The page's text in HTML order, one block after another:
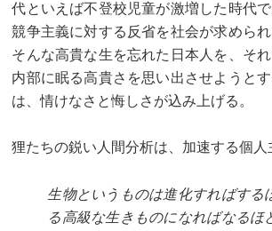
代といえば不登校児童が激増した時代
競争主義に対する反省を社会が求められ
そんな高貴な生を忘れた日本人を、そ
内部に眠る高貴さを思い出させようと
は、情けなさと悔しさが込み上げる。
狸たちの鋭い人間分析は、加速する個人
生物というものは進化すればする
る高級な生きものになればなるほ